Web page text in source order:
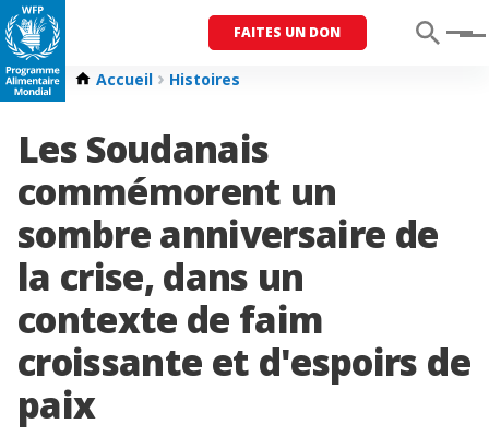
FAITES UN DON Menu
Accueil Histoires
Les Soudanais
commémorent un
sombre anniversaire de
la crise, dans un
contexte de faim
croissante et d'espoirs de
paix